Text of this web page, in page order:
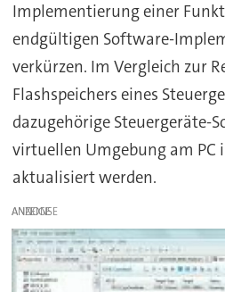
Implementierung einer
endgültigen Software-
verkürzen. Im Vergleich zur
Flashspeichers eines
dazugehörige Steuergeräte-
virtuellen Umgebung am PC
aktualisiert werden.
ANZEIGE